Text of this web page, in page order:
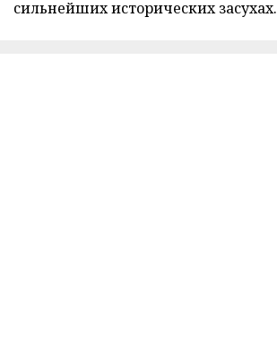
сильнейших исторических засухах.